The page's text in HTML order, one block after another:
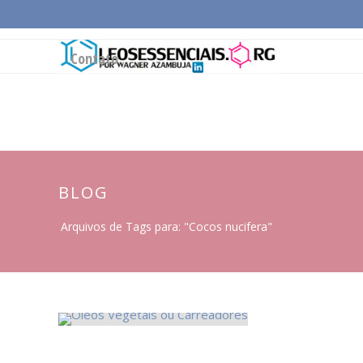
Contato
BLOG
Arquivos de Tags para: "Cocos nucifera"